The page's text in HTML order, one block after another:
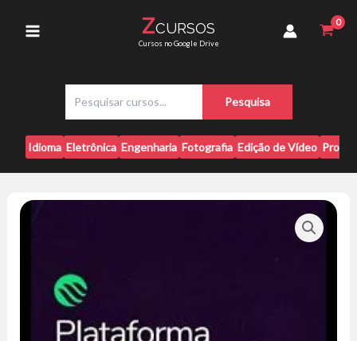
Menu
ZCURSOS
Cursos no Google Drive
s
q
u
i
a
Pesquisa
Idioma Eletrônica Engenharia Fotografia Edição de Vídeo
Online
quantidade